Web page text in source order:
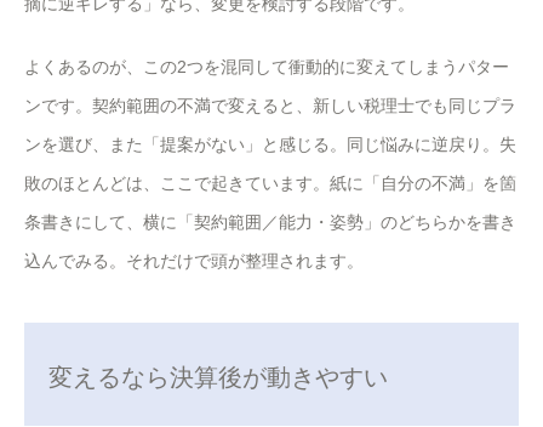
よくあるのが、この2つを混同して衝動的に変えてしまうパター
ンです。契約範囲の不満で変えると、新しい税理士でも同じプラ
ンを選び、また「提案がない」と感じる。同じ悩みに逆戻り。失
敗のほとんどは、ここで起きています。紙に「自分の不満」を箇
条書きにして、横に「契約範囲／能力・姿勢」のどちらかを書き
込んでみる。それだけで頭が整理されます。
変えるなら決算後が動きやすい